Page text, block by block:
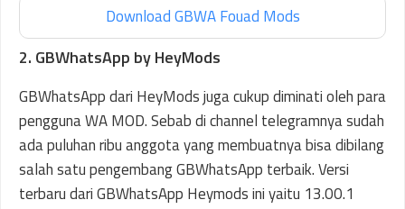
Download GBWA Fouad Mods
2. GBWhatsApp by HeyMods
GBWhatsApp dari HeyMods juga cukup diminati oleh para
pengguna WA MOD. Sebab di channel telegramnya sudah
ada puluhan ribu anggota yang membuatnya bisa dibilang
salah satu pengembang GBWhatsApp terbaik. Versi
terbaru dari GBWhatsApp Heymods ini yaitu 13.00.1